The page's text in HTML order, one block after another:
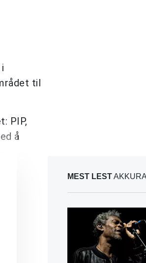
til
PIP,
å
MEST LEST